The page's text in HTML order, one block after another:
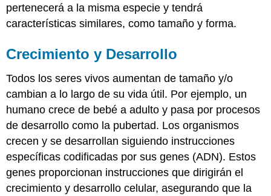
pertenecerá a la misma especie y tendrá
características similares, como tamaño y forma.
Crecimiento y Desarrollo
Todos los seres vivos aumentan de tamaño y/o
cambian a lo largo de su vida útil. Por ejemplo, un
humano crece de bebé a adulto y pasa por procesos
de desarrollo como la pubertad. Los organismos
crecen y se desarrollan siguiendo instrucciones
específicas codificadas por sus genes (ADN). Estos
genes proporcionan instrucciones que dirigirán el
crecimiento y desarrollo celular, asegurando que la